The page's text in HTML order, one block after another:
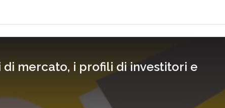
di mercato, i profili di investitori e